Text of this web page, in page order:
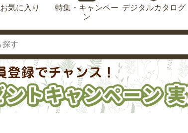
お気に入り
特集・キャンペー
ン
デジタルカタログ